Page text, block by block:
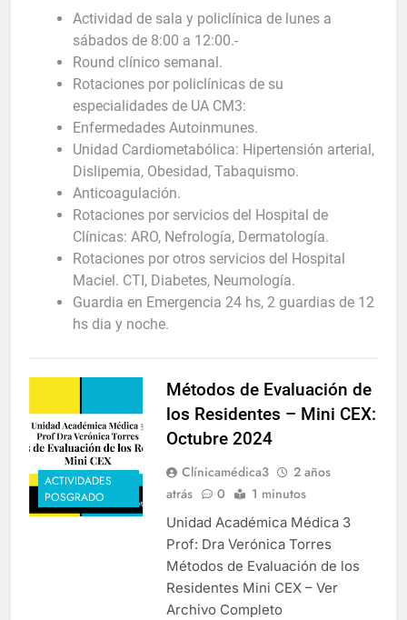
Actividad de sala y policlínica de lunes a
sábados de 8:00 a 12:00.-
Round clínico semanal.
Rotaciones por policlínicas de su
especialidades de UA CM3:
Enfermedades Autoinmunes.
Unidad Cardiometabólica: Hipertensión arterial,
Dislipemia, Obesidad, Tabaquismo.
Anticoagulación.
Rotaciones por servicios del Hospital de
Clínicas: ARO, Nefrología, Dermatología.
Rotaciones por otros servicios del Hospital
Maciel. CTI, Diabetes, Neumología.
Guardia en Emergencia 24 hs, 2 guardias de 12
hs dia y noche.
ACTIVIDADES
POSGRADO
Métodos de Evaluación de
los Residentes – Mini CEX:
Octubre 2024
Clínicamédica3
2 años
atrás
0 1 minutos
Unidad Académica Médica 3
Prof: Dra Verónica Torres
Métodos de Evaluación de los
Residentes Mini CEX – Ver
Archivo Completo